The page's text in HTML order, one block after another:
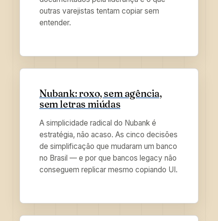
outras varejistas tentam copiar sem
entender.
Nubank: roxo, sem agência,
sem letras miúdas
A simplicidade radical do Nubank é
estratégia, não acaso. As cinco decisões
de simplificação que mudaram um banco
no Brasil — e por que bancos legacy não
conseguem replicar mesmo copiando UI.